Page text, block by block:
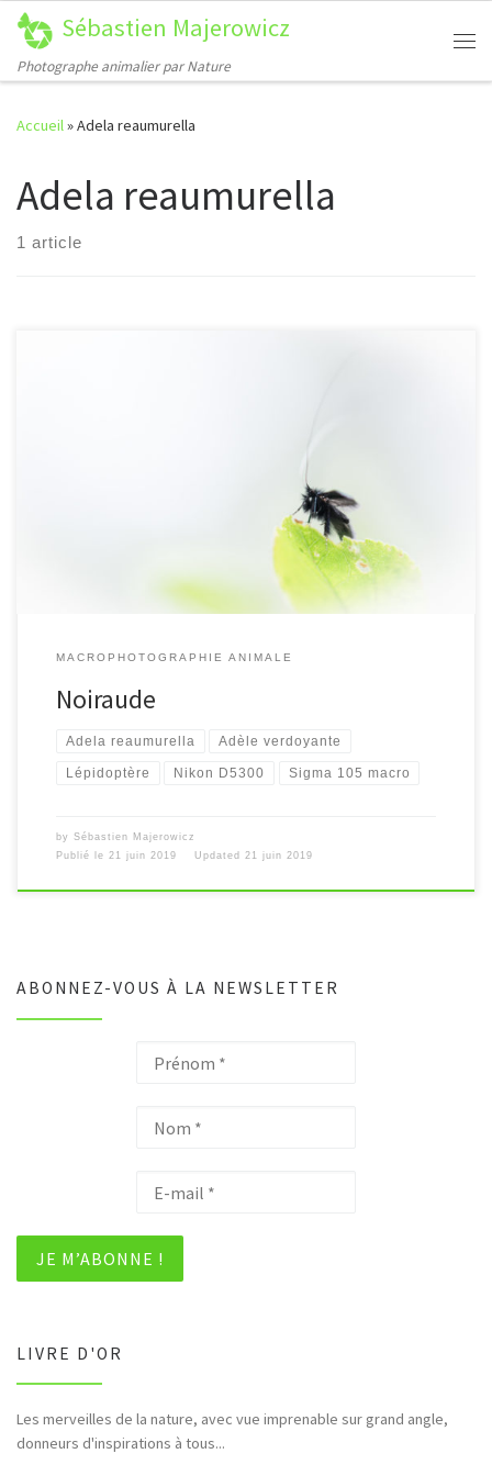
Passer au contenu
Sébastien Majerowicz
Photographe animalier par Nature
Accueil»Adela reaumurella
Adela reaumurella
1 article
MACROPHOTOGRAPHIE ANIMALE
Noiraude
Adela reaumurella Adèle verdoyante
Lépidoptère Nikon D5300 Sigma 105 macro
by Sébastien Majerowicz
Publié le 21 juin 2019 Updated 21 juin 2019
ABONNEZ-VOUS À LA NEWSLETTER
LIVRE D'OR
Les merveilles de la nature, avec vue imprenable sur grand angle,
donneurs d'inspirations à tous...